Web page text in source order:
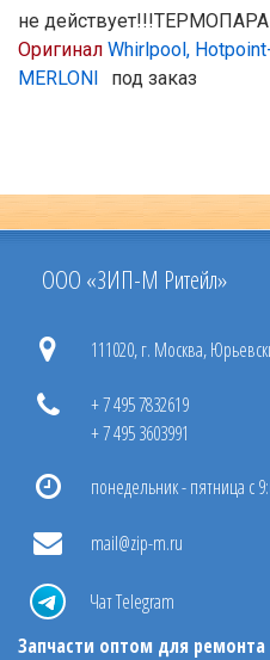
не
Оригинал Whirlpool,
MERLONI
под заказ
ООО «ЗИП-М Ритейл»
111020, г. Москва,
+ 7 495 7832619
+ 7 495 3603991
понедельник - пятница с
mail@zip-m.ru
Чат Telegram
Запчасти оптом для